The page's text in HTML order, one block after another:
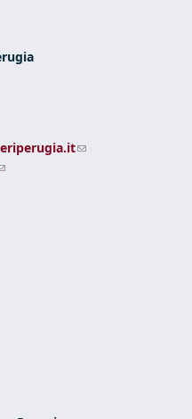
(link sends e-mail)
sends e-mail)